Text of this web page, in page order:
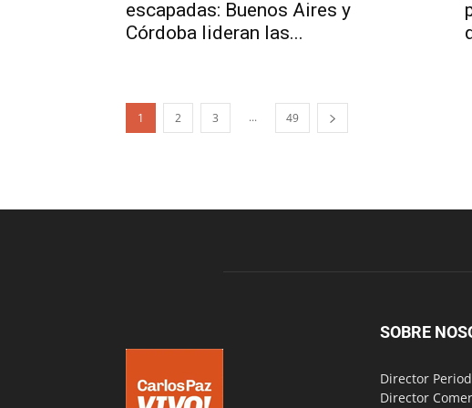
escapadas: Buenos Aires y
Córdoba lideran las...
1 2 3 ... 49
SOBRE
Director
Director